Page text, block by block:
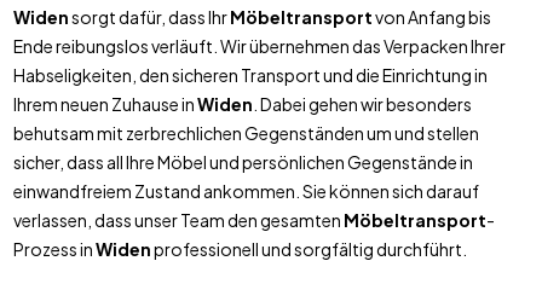
Widensorgt dafür, dass IhrMöbeltransportvon Anfang bis
Ende reibungslos verläuft. Wir übernehmen das Verpacken Ihrer
Habseligkeiten, den sicheren Transport und die Einrichtung in
Ihrem neuen Zuhause inWiden . Dabei gehen wir besonders
behutsam mit zerbrechlichen Gegenständen um und stellen
sicher, dass all Ihre Möbel und persönlichen Gegenstände in
einwandfreiem Zustand ankommen. Sie können sich darauf
verlassen, dass unser Team den gesamten Möbeltransport-
Prozess inWidenprofessionell und sorgfältig durchführt.